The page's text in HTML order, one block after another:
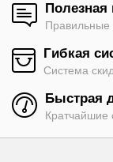
Полезная
Правильные
Гибкая
Система
Быстрая
Кратчайшие